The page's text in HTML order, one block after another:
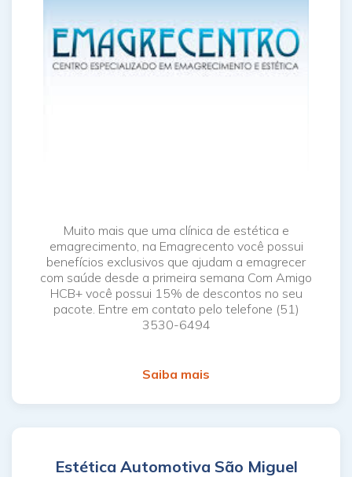
Muito mais que uma clínica de estética e
emagrecimento, na Emagrecento você possui
benefícios exclusivos que ajudam a emagrecer
com saúde desde a primeira semana Com Amigo
HCB+ você possui 15% de descontos no seu
pacote. Entre em contato pelo telefone (51)
3530-6494
Saiba mais
Estética Automotiva São Miguel